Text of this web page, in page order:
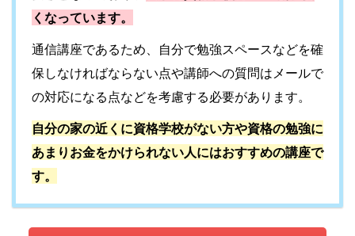
くなっています。
通信講座であるため、自分で勉強スペースなどを確
保しなければならない点や講師への質問はメールで
の対応になる点などを考慮する必要があります。
自分の家の近くに資格学校がない方や資格の勉強に
あまりお金をかけられない人にはおすすめの講座で
す。